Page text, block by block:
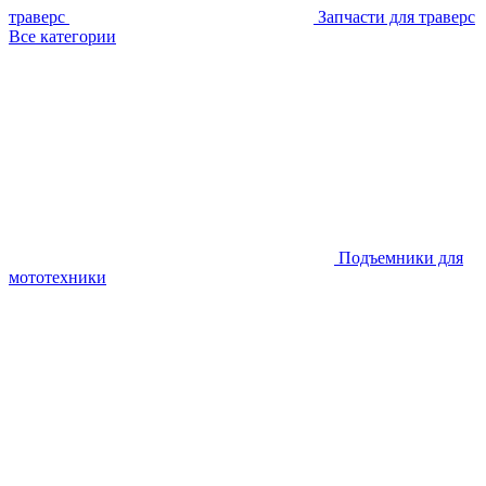
траверс
Запчасти для траверс
Все категории
Подъемники для
мототехники